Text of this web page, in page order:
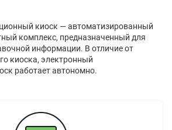
киоск — автоматизированный
комплекс, предназначенный для
информации. В отличие от
киоска, электронный
работает автономно.